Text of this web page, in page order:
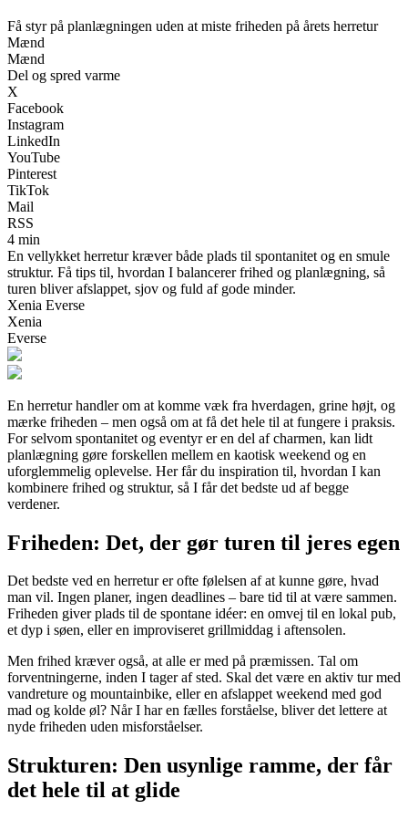
Få styr på planlægningen uden at miste friheden på årets herretur
Mænd
Mænd
Del og spred varme
X
Facebook
Instagram
LinkedIn
YouTube
Pinterest
TikTok
Mail
RSS
4 min
En vellykket herretur kræver både plads til spontanitet og en smule
struktur. Få tips til, hvordan I balancerer frihed og planlægning, så
turen bliver afslappet, sjov og fuld af gode minder.
Xenia Everse
Xenia
Everse
En herretur handler om at komme væk fra hverdagen, grine højt, og
mærke friheden – men også om at få det hele til at fungere i praksis.
For selvom spontanitet og eventyr er en del af charmen, kan lidt
planlægning gøre forskellen mellem en kaotisk weekend og en
uforglemmelig oplevelse. Her får du inspiration til, hvordan I kan
kombinere frihed og struktur, så I får det bedste ud af begge
verdener.
Friheden: Det, der gør turen til jeres egen
Det bedste ved en herretur er ofte følelsen af at kunne gøre, hvad
man vil. Ingen planer, ingen deadlines – bare tid til at være sammen.
Friheden giver plads til de spontane idéer: en omvej til en lokal pub,
et dyp i søen, eller en improviseret grillmiddag i aftensolen.
Men frihed kræver også, at alle er med på præmissen. Tal om
forventningerne, inden I tager af sted. Skal det være en aktiv tur med
vandreture og mountainbike, eller en afslappet weekend med god
mad og kolde øl? Når I har en fælles forståelse, bliver det lettere at
nyde friheden uden misforståelser.
Strukturen: Den usynlige ramme, der får
det hele til at glide